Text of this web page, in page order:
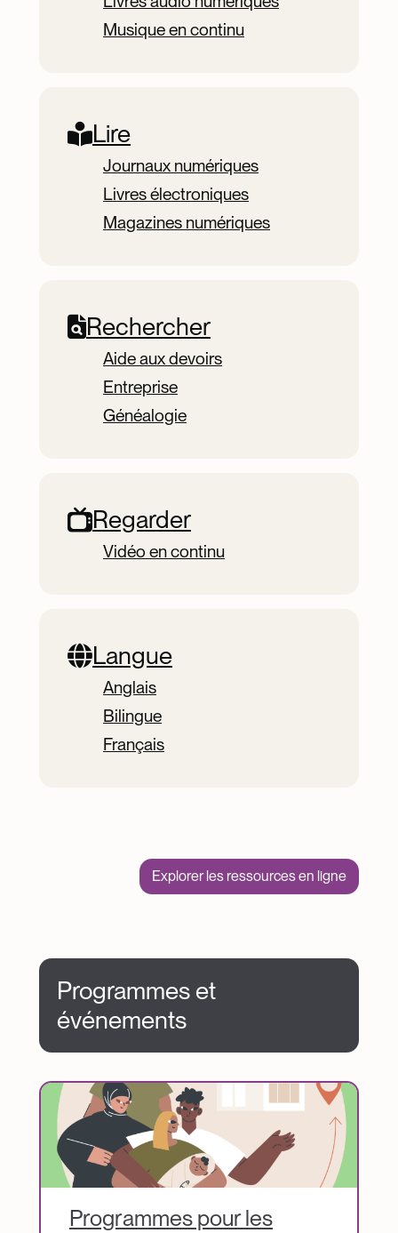
Musique en continu
Lire
Journaux numériques
Livres électroniques
Magazines numériques
Rechercher
Aide aux devoirs
Entreprise
Généalogie
Regarder
Vidéo en continu
Langue
Anglais
Bilingue
Français
Explorer les ressources en ligne
Programmes et
événements
Image
Programmes pour les